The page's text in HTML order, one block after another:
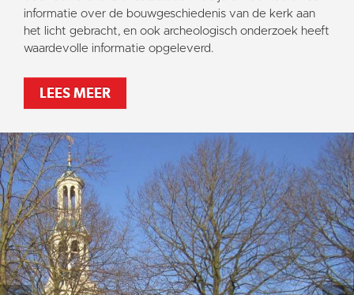
Historie
Omgeving
Activiteiten
Steun ons
Contact
Vaktaal
informatie over de bouwgeschiedenis van de kerk aan
het licht gebracht, en ook archeologisch onderzoek heeft
waardevolle informatie opgeleverd.
LEES MEER